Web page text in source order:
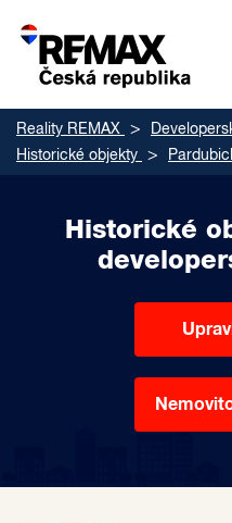
Reality REMAX
Historické objekty
Historické